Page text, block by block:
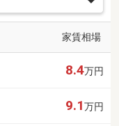
家賃相場
8.4万円
9.1万円